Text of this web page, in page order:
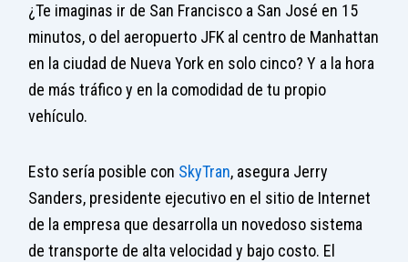
¿Te imaginas ir de San Francisco a San José en 15
minutos, o del aeropuerto JFK al centro de Manhattan
en la ciudad de Nueva York en solo cinco? Y a la hora
de más tráfico y en la comodidad de tu propio
vehículo.
Esto sería posible con SkyTran, asegura Jerry
Sanders, presidente ejecutivo en el sitio de Internet
de la empresa que desarrolla un novedoso sistema
de transporte de alta velocidad y bajo costo. El